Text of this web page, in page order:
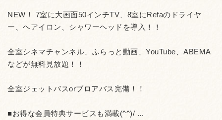
NEW！ 7室に大画面50インチTV、8室にRefaのドライヤ
ー、ヘアイロン、シャワーヘッドを導入！！
全室シネマチャンネル、ふらっと動画、YouTube、ABEMA
などが無料見放題！！
全室ジェットバスorブロアバス完備！！
■お得な会員特典サービスも満載(^^)/ ...